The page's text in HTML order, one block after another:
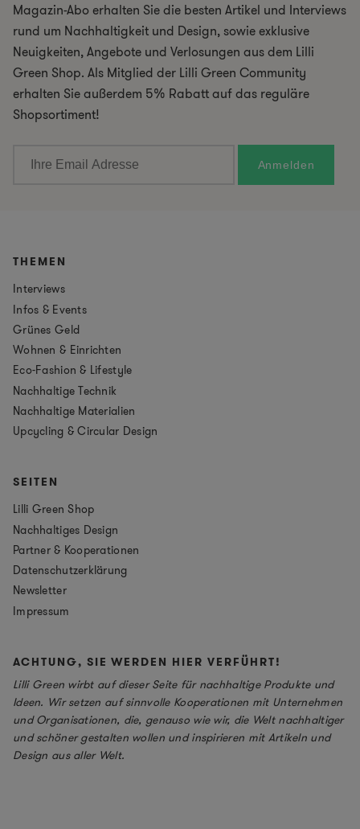
Magazin-Abo erhalten Sie die besten Artikel und Interviews
rund um Nachhaltigkeit und Design, sowie exklusive
Neuigkeiten, Angebote und Verlosungen aus dem Lilli
Green Shop. Als Mitglied der Lilli Green Community
erhalten Sie außerdem 5% Rabatt auf das reguläre
Shopsortiment!
THEMEN
Interviews
Infos & Events
Grünes Geld
Wohnen & Einrichten
Eco-Fashion & Lifestyle
Nachhaltige Technik
Nachhaltige Materialien
Upcycling & Circular Design
SEITEN
Lilli Green Shop
Nachhaltiges Design
Partner & Kooperationen
Datenschutzerklärung
Newsletter
Impressum
ACHTUNG, SIE WERDEN HIER VERFÜHRT!
Lilli Green wirbt auf dieser Seite für nachhaltige Produkte und
Ideen. Wir setzen auf sinnvolle Kooperationen mit Unternehmen
und Organisationen, die, genauso wie wir, die Welt nachhaltiger
und schöner gestalten wollen und inspirieren mit Artikeln und
Design aus aller Welt.